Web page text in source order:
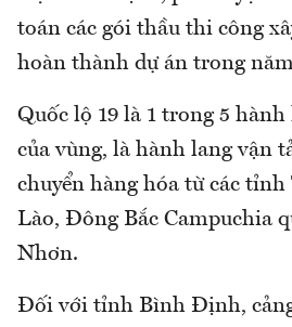
toán các gói thầu thi công
hoàn thành dự án trong
Quốc lộ 19 là 1 trong 5
của vùng, là hành lang vận
chuyển hàng hóa từ các
Lào, Đông Bắc Campuchia
Nhơn.
Đối với tỉnh Bình Định,